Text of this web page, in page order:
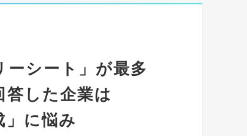
ーシート」が最多
答した企業は
」に悩み